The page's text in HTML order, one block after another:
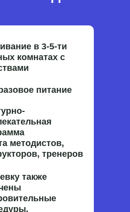
в 3-5-ти
комнатах с
также
питание
методистов,
тренеров